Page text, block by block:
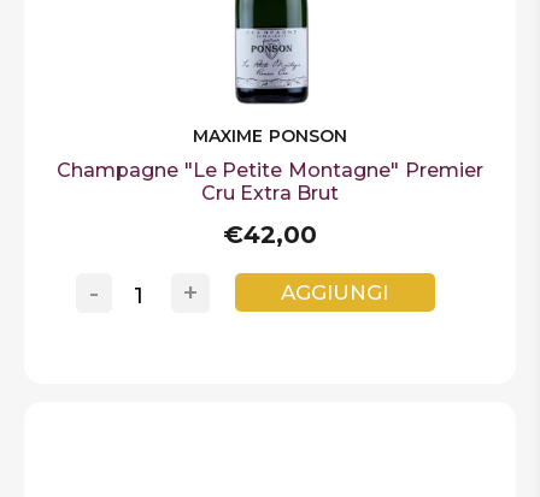
MAXIME PONSON
Champagne "Le Petite Montagne" Premier
Cru Extra Brut
€42,00
+
- AGGIUNGI